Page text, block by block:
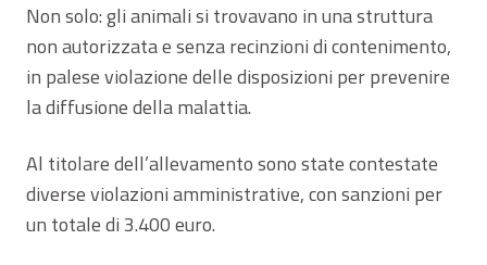
Non solo: gli animali si trovavano in una struttura
non autorizzata e senza recinzioni di contenimento,
in palese violazione delle disposizioni per prevenire
la diffusione della malattia.
Al titolare dell’allevamento sono state contestate
diverse violazioni amministrative, con sanzioni per
un totale di 3.400 euro.